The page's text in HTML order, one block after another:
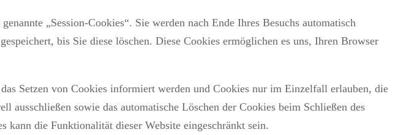
„Session-Cookies“. Sie werden nach Ende Ihres Besuchs automatisch
bis Sie diese löschen. Diese Cookies ermöglichen es uns, Ihren Browser
Setzen von Cookies informiert werden und Cookies nur im Einzelfall erlauben, die
ausschließen sowie das automatische Löschen der Cookies beim Schließen des
die Funktionalität dieser Website eingeschränkt sein.